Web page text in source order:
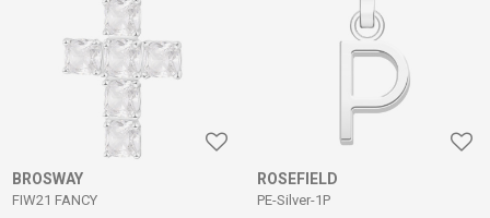
BROSWAY
FIW21 FANCY
ROSEFIELD
PE-Silver-1P